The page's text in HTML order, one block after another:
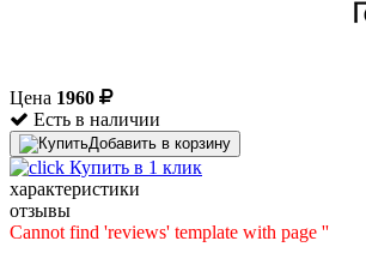
Цена 1960
Есть в наличии
Добавить в корзину
Купить в 1 клик
характеристики
отзывы
Cannot find 'reviews' template with page ''